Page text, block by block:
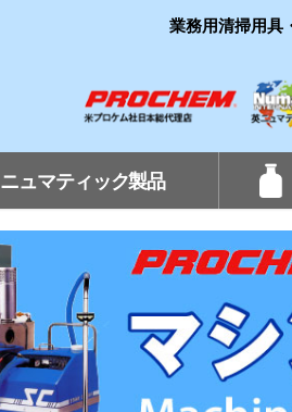
業務用清掃用具
ニュマティック製品